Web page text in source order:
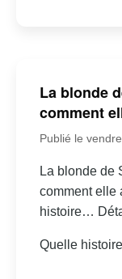
La blonde
comment
Publié le
La blonde de
comment elle
histoire…
Quelle